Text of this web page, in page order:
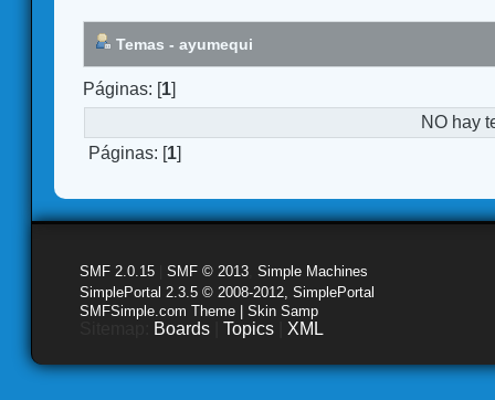
Temas - ayumequi
Páginas: [1]
NO hay
Páginas: [1]
SMF 2.0.15 SMF © 2013 Simple Machines
SimplePortal 2.3.5 © 2008-2012, SimplePortal
SMFSimple.com Theme | Skin Samp
Boards Topics XML